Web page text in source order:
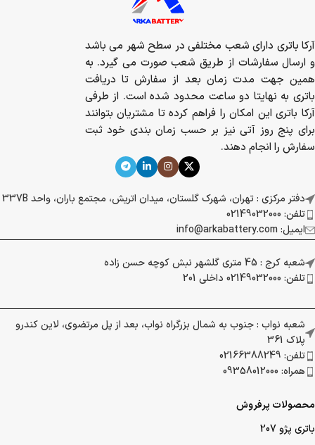
آرکا باتری دارای شعب مختلفی در سطح شهر می باشد
و ارسال سفارشات از طریق شعب صورت می گیرد. به
همین جهت مدت زمان بعد از سفارش تا دریافت
باتری به نهایتا دو ساعت محدود شده است. از طرفی
آرکا باتری این امکان را فراهم کرده تا مشتریان بتوانند
برای پنج روز آتی نیز بر حسب زمان بندی خود ثبت
سفارش را انجام دهند.
دفتر مرکزی : تهران، شهرک گلستان، میدان اتریش، مجتمع باران، واحد 337B
تلفن: 02149032000
ایمیل: info@arkabattery.com
شعبه کرج : 45 متری گلشهر نبش کوچه حسن زاده
تلفن: 02149032000 داخلی 201
شعبه نواب : جنوب به شمال بزرگراه نواب، بعد از پل مرتضوی، لاین کندرو
پلاک 361
تلفن: 02166388249
همراه: 09358012000
محصولات پرفروش
باتری پژو 207